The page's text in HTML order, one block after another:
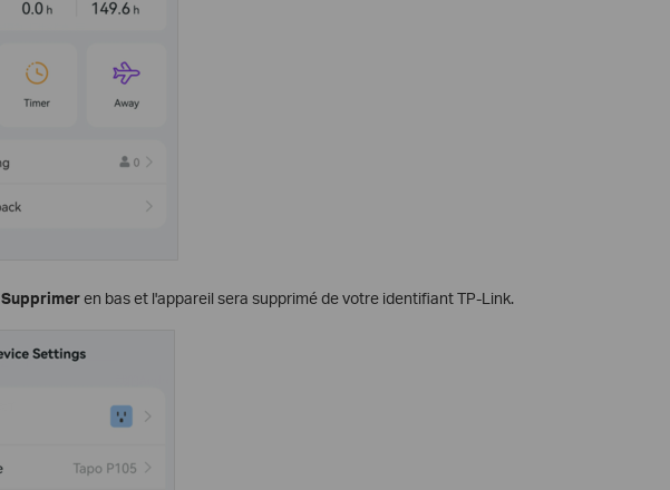
Supprimeren bas et l'appareil sera supprimé de votre identifiant TP-Link.